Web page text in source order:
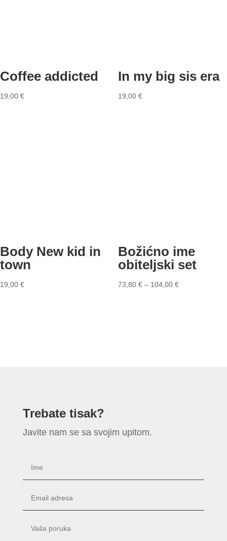
Coffee addicted
19,00 €
In my big sis era
19,00 €
Body New kid in
town
19,00 €
Božićno ime
obiteljski set
73,80 €– 104,00 €
Trebate tisak?
Javite nam se sa svojim upitom.